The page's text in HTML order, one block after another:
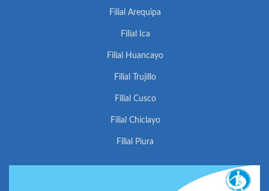
Filial Arequipa
Filial Ica
Filial Huancayo
Filial Trujillo
Filial Cusco
Filial Chiclayo
Filial Piura